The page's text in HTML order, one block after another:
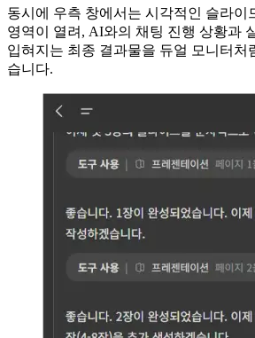
동시에 우측 창에서는 시각적인 슬라이
영역이 열려, AI와의 채팅 진행 상황과
입혀지는 최종 결과물을 듀얼 모니터처
습니다.